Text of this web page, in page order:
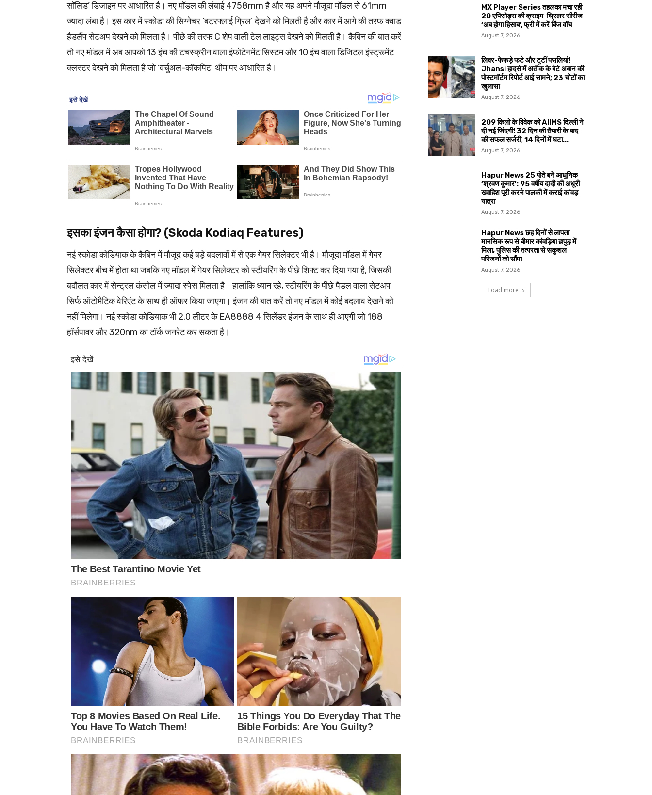
सॉलिड’ डिजाइन पर आधारित है। नए मॉडल की लंबाई 4758mm है और यह अपने मौजूदा मॉडल से 61mm
ज्यादा लंबा है। इस कार में स्कोडा की सिग्नेचर ‘बटरफ्लाई ग्रिल’ देखने को मिलती है और कार में आगे की तरफ क्वाड
हैडलैंप सेटअप देखने को मिलता है। पीछे की तरफ C शेप वाली टेल लाइट्स देखने को मिलती है। कैबिन की बात करें
तो नए मॉडल में अब आपको 13 इंच की टचस्क्रीन वाला इंफोटेनमेंट सिस्टम और 10 इंच वाला डिजिटल इंस्ट्रूमेंट
क्लस्टर देखने को मिलता है जो ‘वर्चुअल-कॉकपिट’ थीम पर आधारित है।
इसका इंजन कैसा होगा? (Skoda Kodiaq Features)
नई स्कोडा कोडियाक के कैबिन में मौजूद कई बड़े बदलावों में से एक गेयर सिलेक्टर भी है। मौजूदा मॉडल में गेयर
सिलेक्टर बीच में होता था जबकि नए मॉडल में गेयर सिलेक्टर को स्टीयरिंग के पीछे शिफ्ट कर दिया गया है, जिसकी
बदौलत कार में सेन्ट्रल कंसोल में ज्यादा स्पेस मिलता है। हालांकि ध्यान रहे, स्टीयरिंग के पीछे पैडल वाला सेटअप
सिर्फ ऑटोमैटिक वेरिएंट के साथ ही ऑफर किया जाएगा। इंजन की बात करें तो नए मॉडल में कोई बदलाव देखने को
नहीं मिलेगा। नई स्कोडा कोडियाक भी 2.0 लीटर के EA8888 4 सिलेंडर इंजन के साथ ही आएगी जो 188
हॉर्सपावर और 320nm का टॉर्क जनरेट कर सकता है।
MX Player Series तहलका मचा रही
20 एपिसोड्स की क्राइम-थ्रिलर सीरीज
‘अब होगा हिसाब’, फ्री में करें बिंज वॉच
August 7, 2026
लिवर-फेफड़े फटे और टूटीं पसलियां!
Jhansi हादसे में अतीक के बेटे अबान की
पोस्टमॉर्टम रिपोर्ट आई सामने; 23 चोटों का
खुलासा
August 7, 2026
209 किलो के विवेक को AIIMS दिल्ली ने
दी नई जिंदगी! 32 दिन की तैयारी के बाद
की सफल सर्जरी, 14 दिनों में घटा...
August 7, 2026
Hapur News 25 पोते बने आधुनिक
‘श्रवण कुमार’: 95 वर्षीय दादी की अधूरी
ख्वाहिश पूरी करने पालकी में कराई कांवड़
यात्रा
August 7, 2026
Hapur News छह दिनों से लापता
मानसिक रूप से बीमार कांवड़िया हापुड़ में
मिला, पुलिस की तत्परता से सकुशल
परिजनों को सौंपा
August 7, 2026
Load more